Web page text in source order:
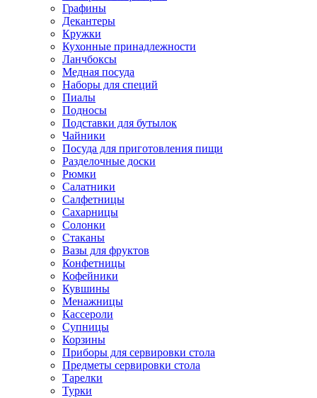
Графины
Декантеры
Кружки
Кухонные принадлежности
Ланчбоксы
Медная посуда
Наборы для специй
Пиалы
Подносы
Подставки для бутылок
Чайники
Посуда для приготовления пищи
Разделочные доски
Рюмки
Салатники
Салфетницы
Сахарницы
Солонки
Стаканы
Вазы для фруктов
Конфетницы
Кофейники
Кувшины
Менажницы
Кассероли
Супницы
Корзины
Приборы для сервировки стола
Предметы сервировки стола
Тарелки
Турки